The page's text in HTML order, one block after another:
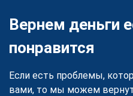
Вернем деньги
понравится
Если есть проблемы,
вами, то мы можем